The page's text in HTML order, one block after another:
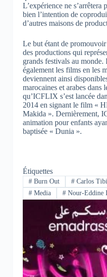
L’expérience ne
bien l’intention de
d’autres maisons de
Le but étant de
des productions qui
grands festivals au
également les films en les
deviennent ainsi
marocaines et arabes dans
qu’ICFLIX s’est lancée
2014 en signant le film «
Makida ». Dernièrement,
animation pour enfants
baptisée « Dunia ».
Étiquettes
#Burn Out #Carlos Tibi
#Media #Nour-Eddine